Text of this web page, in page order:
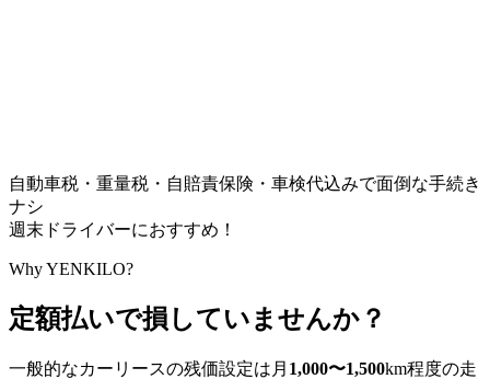
自動車税・重量税・自賠責保険・車検代込みで面倒な手続き
ナシ
週末ドライバーにおすすめ！
Why YENKILO?
定額払いで損していませんか？
一般的なカーリースの残価設定は 月 1,000〜1,500km程度の走